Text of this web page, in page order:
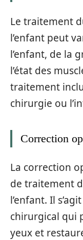
Le traitement
l’enfant peut
l’enfant, de la
l’état des
traitement
chirurgie ou
Correction
La correction
de traitement
l’enfant. Il
chirurgical qui
yeux et